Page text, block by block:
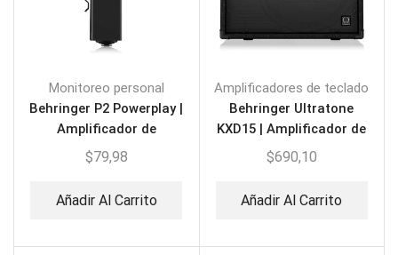
Monitoreo personal
Behringer P2 Powerplay |
Amplificador de
Audífonos
$79,98
Añadir Al Carrito
Amplificadores de teclado
Behringer Ultratone
KXD15 | Amplificador de
Teclado
$690,10
Añadir Al Carrito